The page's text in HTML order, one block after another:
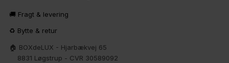
🚚 Fragt & levering
♻️ Bytte & retur
🏠 BOXdeLUX - Hjarbækvej 65
8831 Løgstrup - CVR 30589092